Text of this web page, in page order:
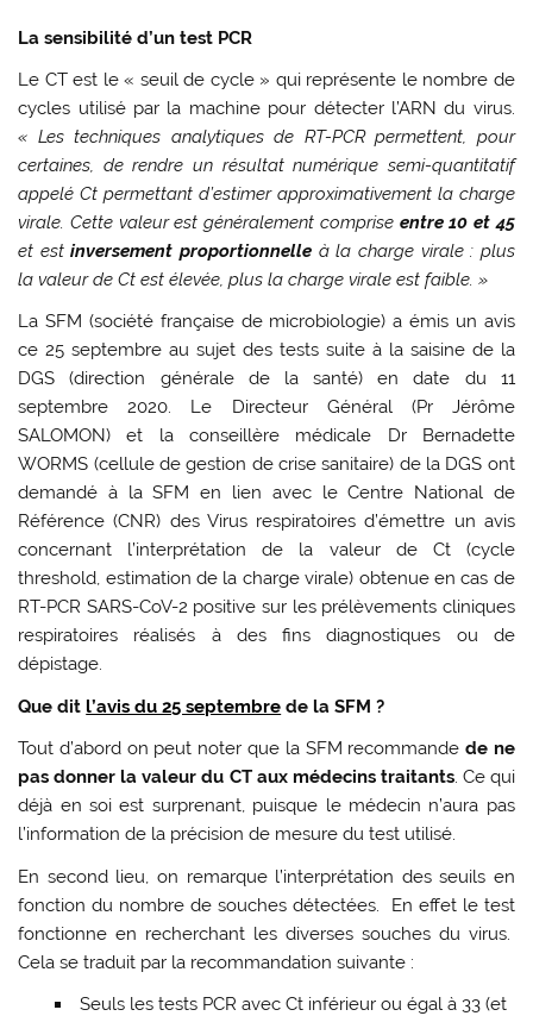
La sensibilité d’un test PCR
Le CT est le « seuil de cycle » qui représente le nombre de
cycles utilisé par la machine pour détecter l’ARN du virus.
« Les techniques analytiques de RT-PCR permettent, pour
certaines, de rendre un résultat numérique semi-quantitatif
appelé Ct permettant d’estimer approximativement la charge
virale. Cette valeur est généralement comprise entre 10 et 45
et estinversement proportionnelle à la charge virale : plus
la valeur de Ct est élevée, plus la charge virale est faible. »
La SFM (société française de microbiologie) a émis un avis
ce 25 septembre au sujet des tests suite à la saisine de la
DGS (direction générale de la santé) en date du 11
septembre 2020. Le Directeur Général (Pr Jérôme
SALOMON) et la conseillère médicale Dr Bernadette
WORMS (cellule de gestion de crise sanitaire) de la DGS ont
demandé à la SFM en lien avec le Centre National de
Référence (CNR) des Virus respiratoires d’émettre un avis
concernant l’interprétation de la valeur de Ct (cycle
threshold, estimation de la charge virale) obtenue en cas de
RT-PCR SARS-CoV-2 positive sur les prélèvements cliniques
respiratoires réalisés à des fins diagnostiques ou de
dépistage.
Que ditl’avis du 25 septembre de la SFM ?
Tout d’abord on peut noter que la SFM recommandede ne
pas donner la valeur du CT aux médecins traitants. Ce qui
déjà en soi est surprenant, puisque le médecin n’aura pas
l’information de la précision de mesure du test utilisé.
En second lieu, on remarque l’interprétation des seuils en
fonction du nombre de souches détectées. En effet le test
fonctionne en recherchant les diverses souches du virus.
Cela se traduit par la recommandation suivante :
Seuls les tests PCR avec Ct inférieur ou égal à 33 (et